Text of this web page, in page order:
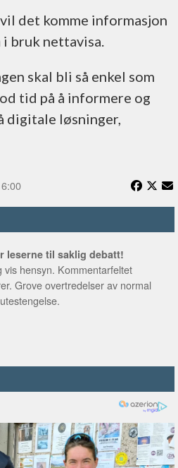
det komme informasjon
i bruk nettavisa.
skal bli så enkel som
tid på å informere og
digitale løsninger,
leserne til saklig debatt!
hensyn. Kommentarfeltet
Grove overtredelser av normal